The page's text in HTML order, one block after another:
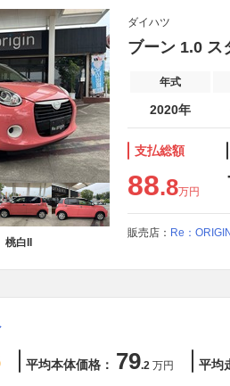
桃白II
ダイハツ
ブーン 1.0 ス
年式
2020年
支払総額
88.8万円
販売店： Re：ORIGIN
平均本体価格： 79.2 万円 平均